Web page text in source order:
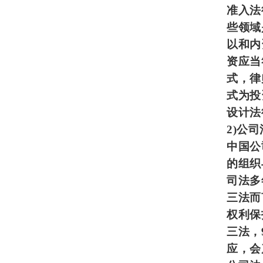
准入
些领
以和
资应
式，
式为
设计
2)公司
中国
的组
司法
三法
权利
三法
应，